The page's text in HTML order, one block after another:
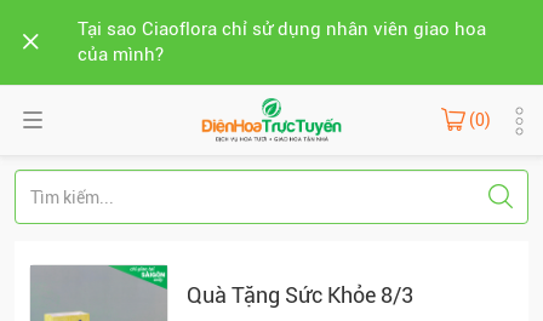
Tại sao Ciaoflora chỉ sử dụng nhân viên giao hoa
của mình?
(0)
Quà Tặng Sức Khỏe 8/3